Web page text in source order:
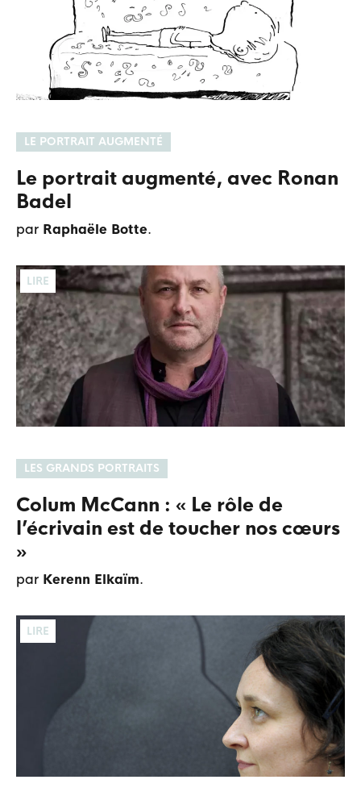
LE PORTRAIT AUGMENTÉ
Le portrait augmenté, avec Ronan
Badel
par Raphaële Botte.
LIRE
LES GRANDS PORTRAITS
Colum McCann : « Le rôle de
l’écrivain est de toucher nos cœurs
»
par Kerenn Elkaïm.
LIRE